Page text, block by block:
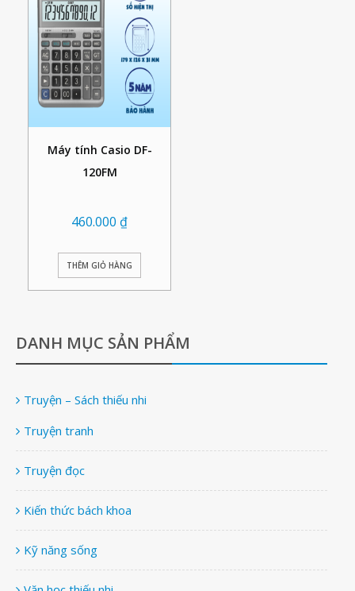
Máy tính Casio DF-
120FM
460.000 ₫
THÊM GIỎ HÀNG
DANH MỤC SẢN PHẨM
Truyện – Sách thiếu nhi
Truyện tranh
Truyện đọc
Kiến thức bách khoa
Kỹ năng sống